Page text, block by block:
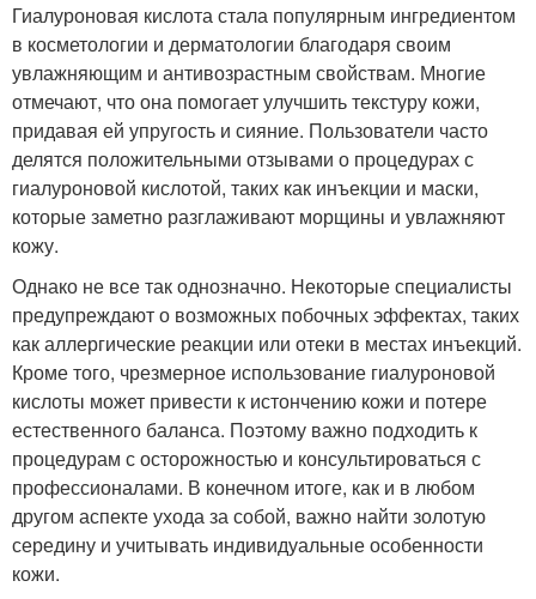
Гиалуроновая кислота стала популярным ингредиентом
в косметологии и дерматологии благодаря своим
увлажняющим и антивозрастным свойствам. Многие
отмечают, что она помогает улучшить текстуру кожи,
придавая ей упругость и сияние. Пользователи часто
делятся положительными отзывами о процедурах с
гиалуроновой кислотой, таких как инъекции и маски,
которые заметно разглаживают морщины и увлажняют
кожу.
Однако не все так однозначно. Некоторые специалисты
предупреждают о возможных побочных эффектах, таких
как аллергические реакции или отеки в местах инъекций.
Кроме того, чрезмерное использование гиалуроновой
кислоты может привести к истончению кожи и потере
естественного баланса. Поэтому важно подходить к
процедурам с осторожностью и консультироваться с
профессионалами. В конечном итоге, как и в любом
другом аспекте ухода за собой, важно найти золотую
середину и учитывать индивидуальные особенности
кожи.